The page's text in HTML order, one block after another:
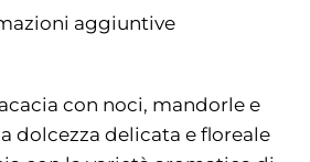
aggiuntive
con noci, mandorle e
dolcezza delicata e floreale